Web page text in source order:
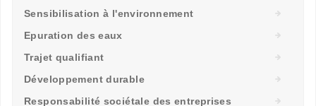
Sensibilisation à l'environnement
Epuration des eaux
Trajet qualifiant
Développement durable
Responsabilité sociétale des entreprises